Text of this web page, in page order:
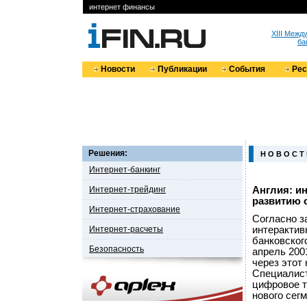
интернет финансы
XIII
Новости Публикации События
Решения:
Интернет-банкинг
Интернет-трейдинг
Интернет-страхование
Интернет-расчеты
Безопасность
Н О В О С Т
Англия:
развитию
Согласно
апрель
через этот
цифровое
нового